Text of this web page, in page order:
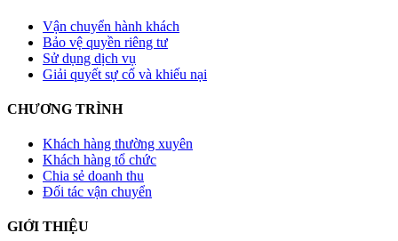
Vận chuyển hành khách
Bảo vệ quyền riêng tư
Sử dụng dịch vụ
Giải quyết sự cố và khiếu nại
CHƯƠNG TRÌNH
Khách hàng thường xuyên
Khách hàng tổ chức
Chia sẻ doanh thu
Đối tác vận chuyển
GIỚI THIỆU